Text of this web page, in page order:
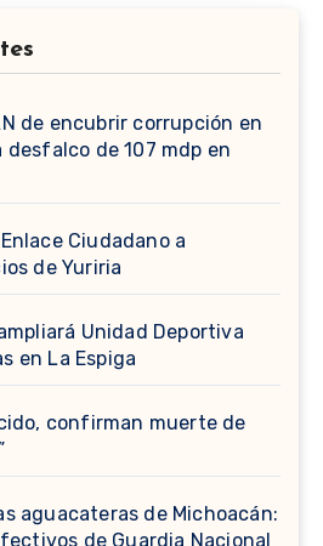
de encubrir corrupción en
desfalco de 107 mdp en
Ciudadano a
de Yuriria
Unidad Deportiva
en La Espiga
confirman muerte de
aguacateras de Michoacán:
de Guardia Nacional